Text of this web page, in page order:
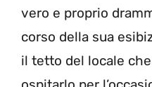
vero e proprio
corso della sua
il tetto del locale